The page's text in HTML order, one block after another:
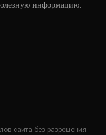
информацию.
сайта без разрешения